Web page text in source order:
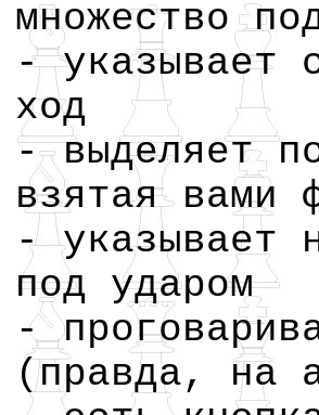
множество
- указывает
ход
- выделяет
взятая вами
- указывает
под ударом
-
(правда, на